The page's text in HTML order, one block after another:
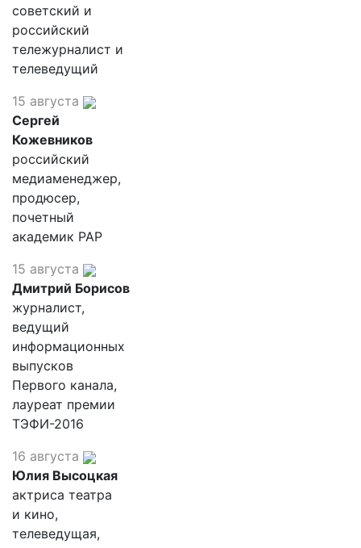
советский и
российский
тележурналист и
телеведущий
15 августа
Сергей
Кожевников
российский
медиаменеджер,
продюсер,
почетный
академик РАР
15 августа
Дмитрий Борисов
журналист,
ведущий
информационных
выпусков
Первого канала,
лауреат премии
ТЭФИ-2016
16 августа
Юлия Высоцкая
актриса театра
и кино,
телеведущая,